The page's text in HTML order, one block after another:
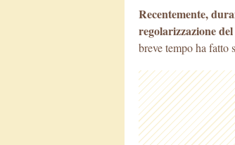
Recentemente,
regolarizzazione
brevetempo ha fatto